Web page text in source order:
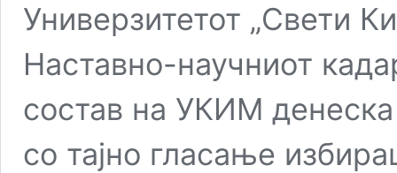
Универзитетот „Свети
Наставно-научниот
состав на УКИМ
со тајно гласање